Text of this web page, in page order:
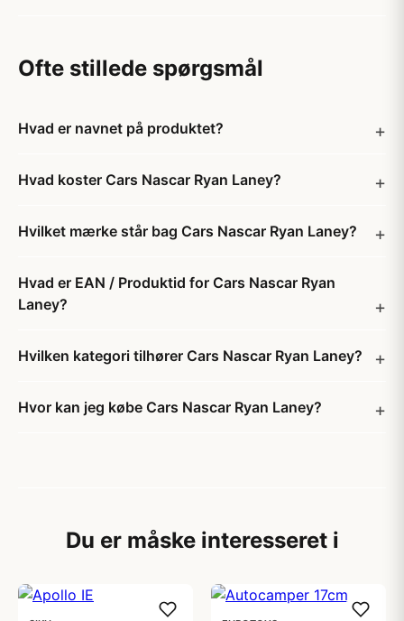
Ofte stillede spørgsmål
Hvad er navnet på produktet?
Hvad koster Cars Nascar Ryan Laney?
Hvilket mærke står bag Cars Nascar Ryan Laney?
Hvad er EAN / Produktid for Cars Nascar Ryan
Laney?
Hvilken kategori tilhører Cars Nascar Ryan Laney?
Hvor kan jeg købe Cars Nascar Ryan Laney?
Du er måske interesseret i